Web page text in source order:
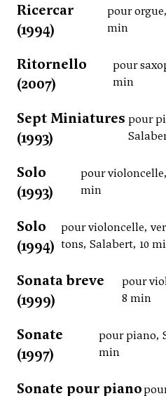
Ricercar
(1994)
pour
min
Ritornello
(2007)
pour
min
Sept Miniatures
(1993)
pour
Solo
(1993)
pour
min
Solo
(1994)
pour violoncelle,
tons, Salabert, 10
Sonata breve
(1999)
pour
8 min
Sonate
(1997)
pour piano,
min
Sonate pour piano